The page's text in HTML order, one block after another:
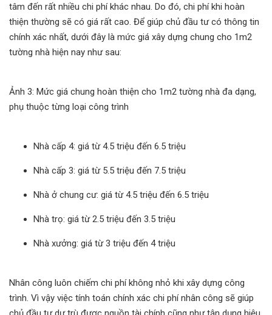
tâm đến rất nhiều chi phí khác nhau. Do đó, chi phí khi hoàn
thiện thường sẽ có giá rất cao. Để giúp chủ đầu tư có thông tin
chính xác nhất, dưới đây là mức giá xây dựng chung cho 1m2
tường nhà hiện nay như sau:
Ảnh 3: Mức giá chung hoàn thiện cho 1m2 tường nhà đa dạng,
phụ thuộc từng loại công trình
Nhà cấp 4: giá từ 4.5 triệu đến 6.5 triệu
Nhà cấp 3: giá từ 5.5 triệu đến 7.5 triệu
Nhà ở chung cư: giá từ 4.5 triệu đến 6.5 triệu
Nhà trọ: giá từ 2.5 triệu đến 3.5 triệu
Nhà xưởng: giá từ 3 triệu đến 4 triệu
Nhân công luôn chiếm chi phí không nhỏ khi xây dựng công
trình. Vì vậy việc tính toán chính xác chi phí nhân công sẽ giúp